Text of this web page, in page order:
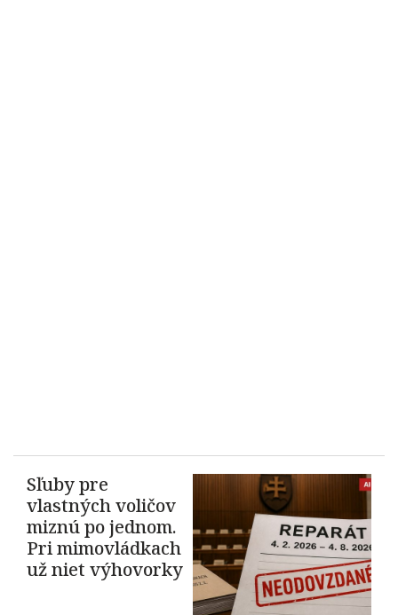
Sľuby pre
vlastných voličov
miznú po jednom.
Pri mimovládkach
už niet výhovorky